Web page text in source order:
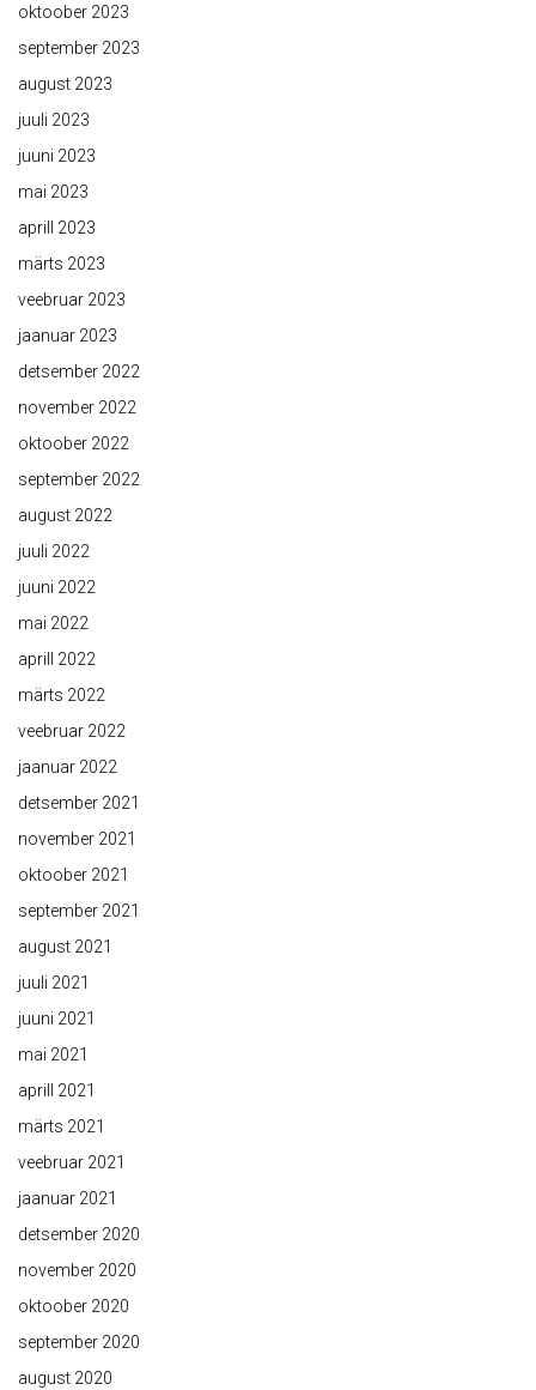
oktoober 2023
september 2023
august 2023
juuli 2023
juuni 2023
mai 2023
aprill 2023
märts 2023
veebruar 2023
jaanuar 2023
detsember 2022
november 2022
oktoober 2022
september 2022
august 2022
juuli 2022
juuni 2022
mai 2022
aprill 2022
märts 2022
veebruar 2022
jaanuar 2022
detsember 2021
november 2021
oktoober 2021
september 2021
august 2021
juuli 2021
juuni 2021
mai 2021
aprill 2021
märts 2021
veebruar 2021
jaanuar 2021
detsember 2020
november 2020
oktoober 2020
september 2020
august 2020